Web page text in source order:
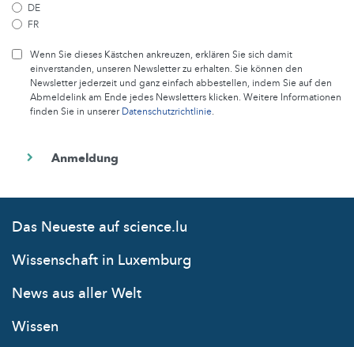
DE
FR
Wenn Sie dieses Kästchen ankreuzen, erklären Sie sich damit
einverstanden, unseren Newsletter zu erhalten. Sie können den
Newsletter jederzeit und ganz einfach abbestellen, indem Sie auf den
Abmeldelink am Ende jedes Newsletters klicken. Weitere Informationen
finden Sie in unsererDatenschutzrichtlinie.
Das Neueste auf science.lu
Wissenschaft in Luxemburg
News aus aller Welt
Wissen